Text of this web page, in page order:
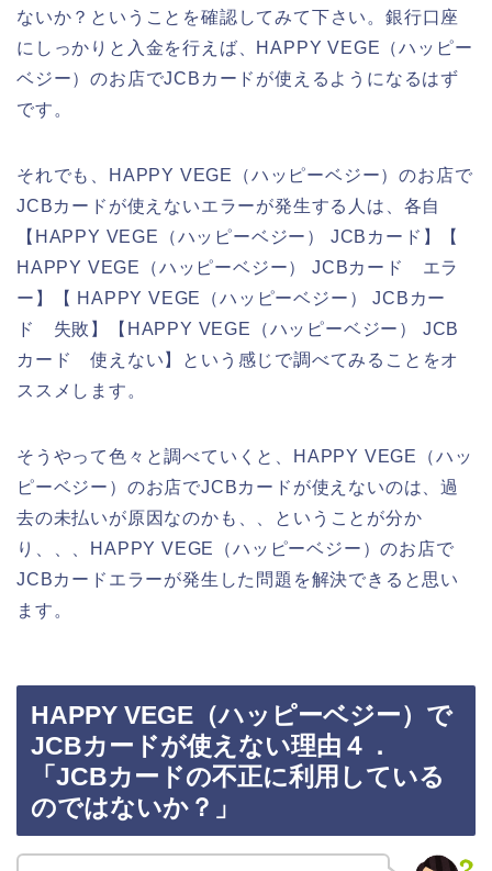
ないか？ということを確認してみて下さい。銀行口座
にしっかりと入金を行えば、HAPPY VEGE（ハッピー
ベジー）のお店でJCBカードが使えるようになるはず
です。
それでも、HAPPY VEGE（ハッピーベジー）のお店で
JCBカードが使えないエラーが発生する人は、各自
【HAPPY VEGE（ハッピーベジー） JCBカード】【
HAPPY VEGE（ハッピーベジー） JCBカード エラ
ー】【 HAPPY VEGE（ハッピーベジー） JCBカー
ド 失敗】【HAPPY VEGE（ハッピーベジー） JCB
カード 使えない】という感じで調べてみることをオ
ススメします。
そうやって色々と調べていくと、HAPPY VEGE（ハッ
ピーベジー）のお店でJCBカードが使えないのは、過
去の未払いが原因なのかも、、ということが分か
り、、、HAPPY VEGE（ハッピーベジー）のお店で
JCBカードエラーが発生した問題を解決できると思い
ます。
HAPPY VEGE（ハッピーベジー）で
JCBカードが使えない理由４．
「JCBカードの不正に利用している
のではないか？」